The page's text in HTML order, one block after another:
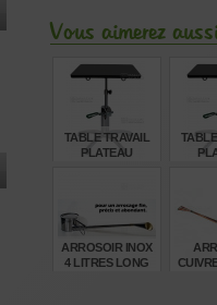
Vous aimerez
TABLE TRAVAIL
PLATEAU
465,00€
ARROSOIR INOX
4 LITRES LONG